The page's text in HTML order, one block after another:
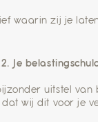
waarin zij je
Je
uitstel van
dat wij dit voor je